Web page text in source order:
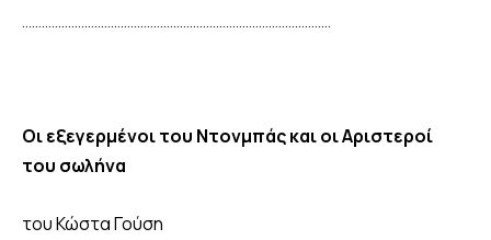
………………………………………………………………………………….
Οι εξεγερμένοι του Ντονμπάς και οι Αριστεροί
του σωλήνα
του Κώστα Γούση